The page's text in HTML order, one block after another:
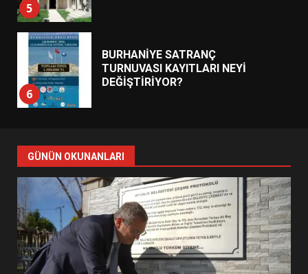
5
6
BURHANİYE SATRANÇ
TURNUVASI KAYITLARI NEYİ
DEĞİŞTİRİYOR?
7
YENİ YÖNETİM NASIL
ŞEKİLLENDİ?
1
AYVALIK SU MİRASI İÇİN
HAREKETE GEÇİYOR: GÖZLER
BULUŞMADA
GÜNÜN OKUNANLARI